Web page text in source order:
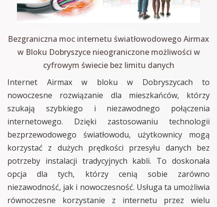
Bezgraniczna moc internetu światłowodowego Airmax
w Bloku Dobryszyce nieograniczone możliwości w
cyfrowym świecie bez limitu danych
Internet Airmax w bloku w Dobryszycach to
nowoczesne rozwiązanie dla mieszkańców, którzy
szukają szybkiego i niezawodnego połączenia
internetowego. Dzięki zastosowaniu technologii
bezprzewodowego światłowodu, użytkownicy mogą
korzystać z dużych prędkości przesyłu danych bez
potrzeby instalacji tradycyjnych kabli. To doskonała
opcja dla tych, którzy cenią sobie zarówno
niezawodność, jak i nowoczesność. Usługa ta umożliwia
równoczesne korzystanie z internetu przez wielu